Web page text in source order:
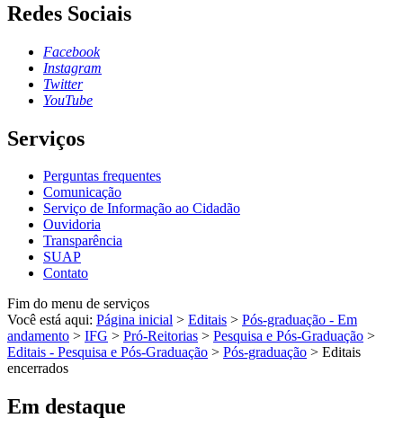
Redes Sociais
Facebook
Instagram
Twitter
YouTube
Serviços
Perguntas frequentes
Comunicação
Serviço de Informação ao Cidadão
Ouvidoria
Transparência
SUAP
Contato
Fim do menu de serviços
Você está aqui: Página inicial > Editais > Pós-graduação - Em
andamento > IFG > Pró-Reitorias > Pesquisa e Pós-Graduação >
Editais - Pesquisa e Pós-Graduação > Pós-graduação > Editais
encerrados
Em destaque